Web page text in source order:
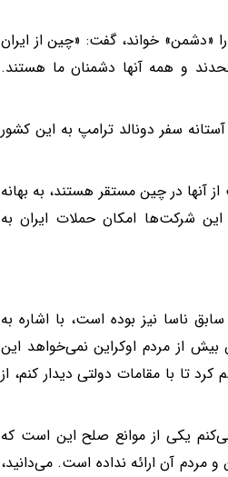
«دشمن» خواند، گفت: «چین از ایران
و همه آنها دشمنان ما هستند.
سفر دونالد ترامپ به این کشور
آنها در چین مستقر هستند، به بهانه
شرکت‌ها امکان حملات ایران به
ناسا نیز بوده است، با اشاره به
از مردم اوکراین نمی‌خواهد این
تا با مقامات دولتی دیدار کنم، از
یکی از موانع صلح این است که
و مردم آن ارائه نداده است. می‌دانید،